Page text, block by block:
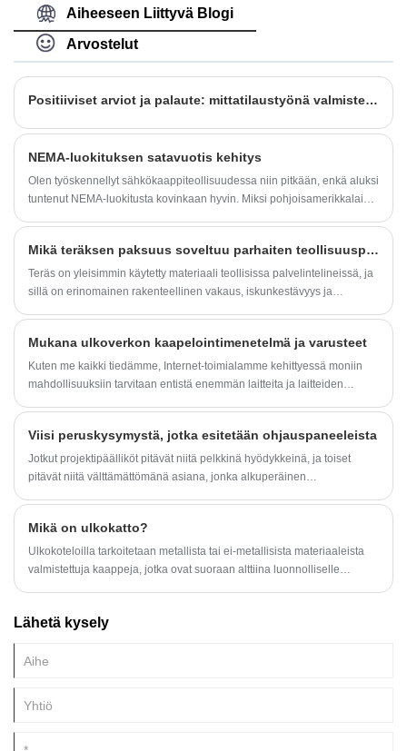
valmistaja, jonka vienti ulottuu moniin maihin
ympäri maailmaa. Emme kuitenkaan pysähdy
vain kaappeihin – olemme erikoistuneet
Aiheeseen Liittyvä Blogi
Arvostelut
Positiiviset arviot ja palaute: mittatilaustyönä valmistettu "Rittal-luokan" ohjauskaappi korealaiselle asiakkaalle
NEMA-luokituksen satavuotis kehitys
Olen työskennellyt sähkökaappiteollisuudessa niin pitkään, enkä aluksi
tuntenut NEMA-luokitusta kovinkaan hyvin. Miksi pohjoisamerikkalaiset
vaan amerikkalaisen sähköteollisuuden vuosisadan mittaisesta
standardoinnista, joka on täynnä tarinoita alan ammattilaisista, jotka
yrittävät ja tekevät yhteenvedon askel askeleelta.
Mikä teräksen paksuus soveltuu parhaiten teollisuuspalvelintelineisiin?
Teräs on yleisimmin käytetty materiaali teollisissa palvelintelineissä, ja
sillä on erinomainen rakenteellinen vakaus, iskunkestävyys ja
tyyppi. Tässä artikkelissa selvitetään optimaalinen teräksen paksuus
eri skenaarioihin.
Mukana ulkoverkon kaapelointimenetelmä ja varusteet
Kuten me kaikki tiedämme, Internet-toimialamme kehittyessä moniin
mahdollisuuksiin tarvitaan entistä enemmän laitteita ja laitteiden
Viisi peruskysymystä, jotka esitetään ohjauspaneeleista
Jotkut projektipäälliköt pitävät niitä pelkkinä hyödykkeinä, ja toiset
pitävät niitä välttämättömänä asiana, jonka alkuperäinen
Mikä on ulkokatto?
Ulkokoteloilla tarkoitetaan metallista tai ei-metallisista materiaaleista
valmistettuja kaappeja, jotka ovat suoraan alttiina luonnolliselle
Lähetä kysely